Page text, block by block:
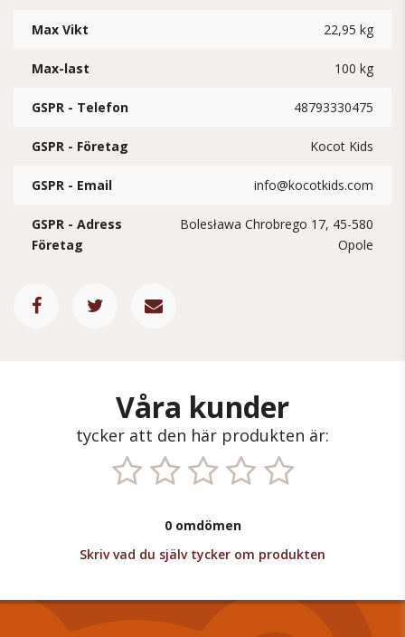
Max Vikt 22,95 kg
Max-last 100 kg
GSPR - Telefon 48793330475
GSPR - Företag Kocot Kids
GSPR - Email info@kocotkids.com
GSPR - Adress
Företag
Bolesława Chrobrego 17, 45-580
Opole
Våra kunder
tycker att den här produkten är:
0 omdömen
Skriv vad du själv tycker om produkten